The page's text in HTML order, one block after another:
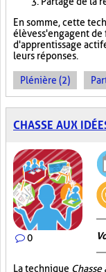
En somme, cette
élèves s'engagent
d'apprentissage actif
leurs réponses.
Plénière (2)
CHASSE AUX
0
La technique Chasse